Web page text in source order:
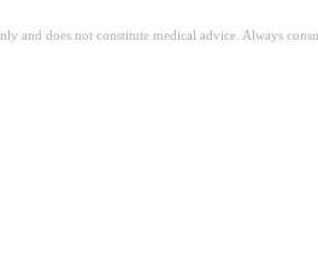
and does not constitute medical advice. Always